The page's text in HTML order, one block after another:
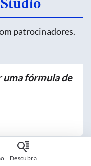
patrocinadores.
fórmula de
Descubra